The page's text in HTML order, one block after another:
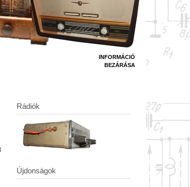
INFORMÁCIÓ
BEZÁRÁSA
Rádiók
Újdonságok